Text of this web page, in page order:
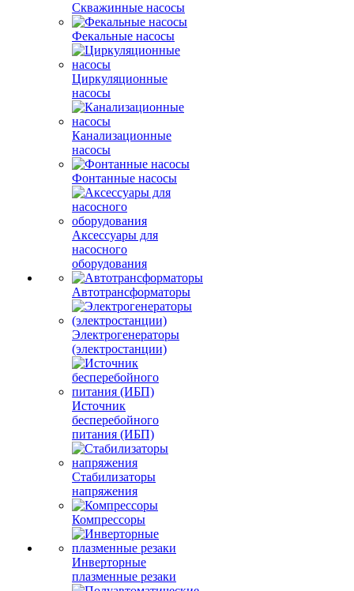
Скважинные насосы
Фекальные насосы
Циркуляционные
насосы
Канализационные
насосы
Фонтанные насосы
Аксессуары для
насосного
оборудования
Автотрансформаторы
Электрогенераторы
(электростанции)
Источник
бесперебойного
питания (ИБП)
Стабилизаторы
напряжения
Компрессоры
Инверторные
плазменные резаки